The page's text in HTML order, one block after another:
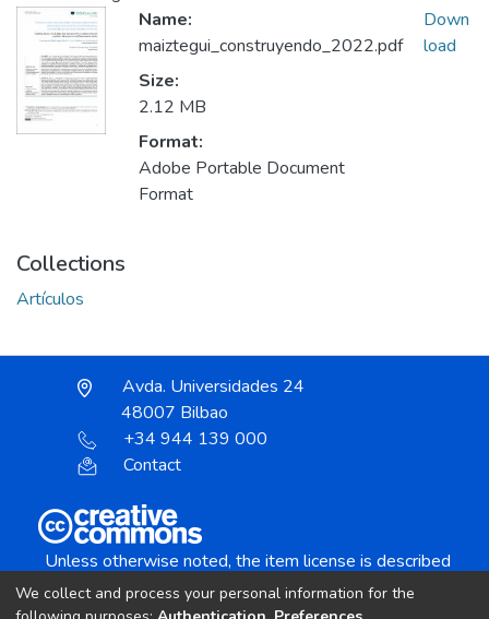
Name:
maiztegui_construyendo_2022.pdf
Size:
2.12 MB
Format:
Adobe Portable Document
Format
Down
load
Collections
Artículos
Avda. Universidades 24
48007 Bilbao
+34 944 139 000
Contact
Unless otherwise noted, the item license is described
Creative Commons Attribution-NonCommercial-
We collect and process your personal information for the